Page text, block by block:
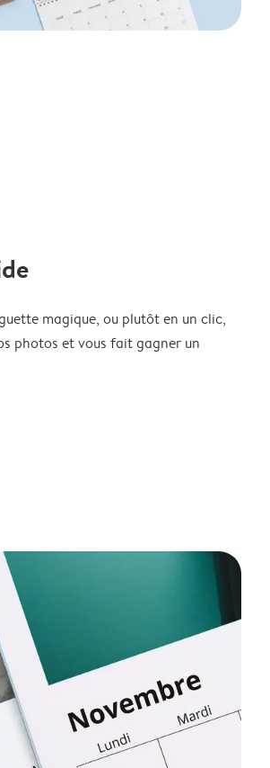
magique, ou plutôt en un clic,
photos et vous fait gagner un